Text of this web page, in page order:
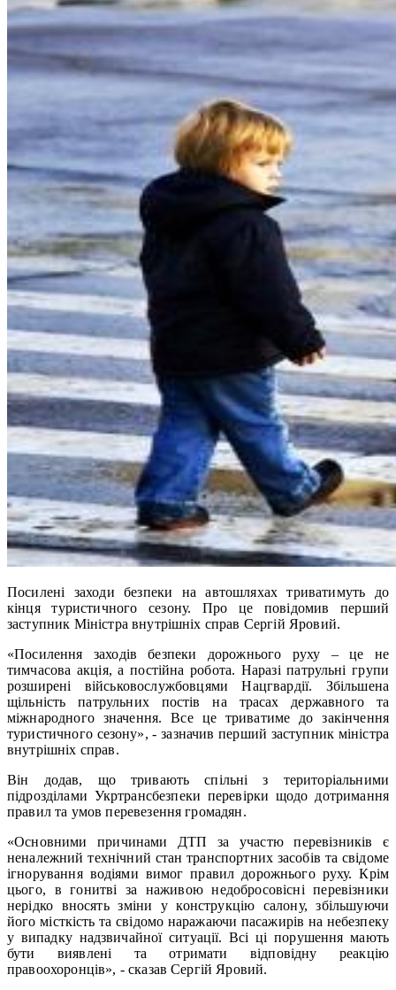
Посилені заходи безпеки на автошляхах триватимуть до
кінця туристичного сезону. Про це повідомив перший
заступник Міністра внутрішніх справ Сергій Яровий.
«Посилення заходів безпеки дорожнього руху – це не
тимчасова акція, а постійна робота. Наразі патрульні групи
розширені військовослужбовцями Нацгвардії. Збільшена
щільність патрульних постів на трасах державного та
міжнародного значення. Все це триватиме до закінчення
туристичного сезону», - зазначив перший заступник міністра
внутрішніх справ.
Він додав, що тривають спільні з територіальними
підрозділами Укртрансбезпеки перевірки щодо дотримання
правил та умов перевезення громадян.
«Основними причинами ДТП за участю перевізників є
неналежний технічний стан транспортних засобів та свідоме
ігнорування водіями вимог правил дорожнього руху. Крім
цього, в гонитві за наживою недобросовісні перевізники
нерідко вносять зміни у конструкцію салону, збільшуючи
його місткість та свідомо наражаючи пасажирів на небезпеку
у випадку надзвичайної ситуації. Всі ці порушення мають
бути виявлені та отримати відповідну реакцію
правоохоронців», - сказав Сергій Яровий.